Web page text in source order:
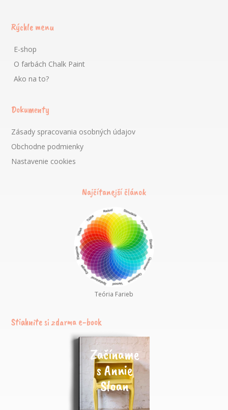
Rýchle menu
E-shop
O farbách Chalk Paint
Ako na to?
Dokumenty
Zásady spracovania osobných údajov
Obchodne podmienky
Nastavenie cookies
Najčítanejší článok
Teória Farieb
Stiahnite si zdarma e-book
Začíname
s Annie
Sloan